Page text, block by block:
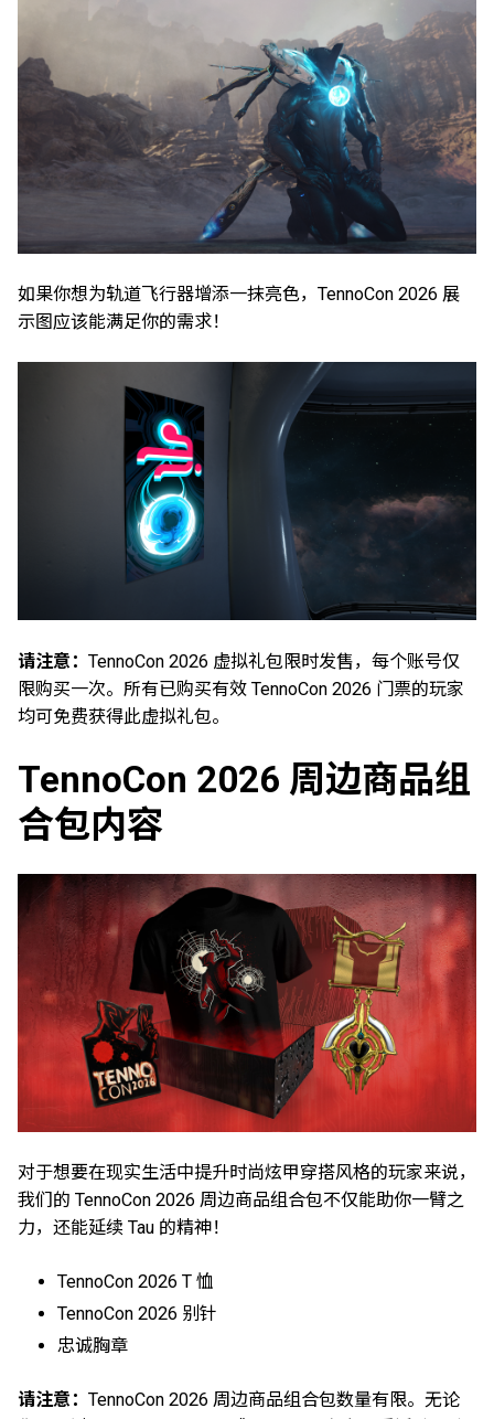
如果你想为轨道飞行器增添一抹亮色，TennoCon 2026 展
示图应该能满足你的需求！
请注意： TennoCon 2026 虚拟礼包限时发售，每个账号仅
限购买一次。所有已购买有效 TennoCon 2026 门票的玩家
均可免费获得此虚拟礼包。
TennoCon 2026 周边商品组
合包内容
对于想要在现实生活中提升时尚炫甲穿搭风格的玩家来说，
我们的 TennoCon 2026 周边商品组合包不仅能助你一臂之
力，还能延续 Tau 的精神！
TennoCon 2026 T 恤
TennoCon 2026 别针
忠诚胸章
请注意： TennoCon 2026 周边商品组合包数量有限。无论